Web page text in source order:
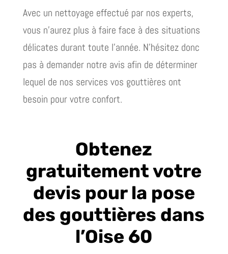
Avec un nettoyage effectué par nos experts,
vous n’aurez plus à faire face à des situations
délicates durant toute l’année. N’hésitez donc
pas à demander notre avis afin de déterminer
lequel de nos services vos gouttières ont
besoin pour votre confort.
Obtenez
gratuitement votre
devis pour la pose
des gouttières dans
l’Oise 60